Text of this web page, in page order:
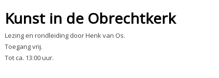
Kunst in de Obrechtkerk
Lezing en rondleiding door Henk van Os.
Toegang vrij.
Tot ca. 13:00 uur.